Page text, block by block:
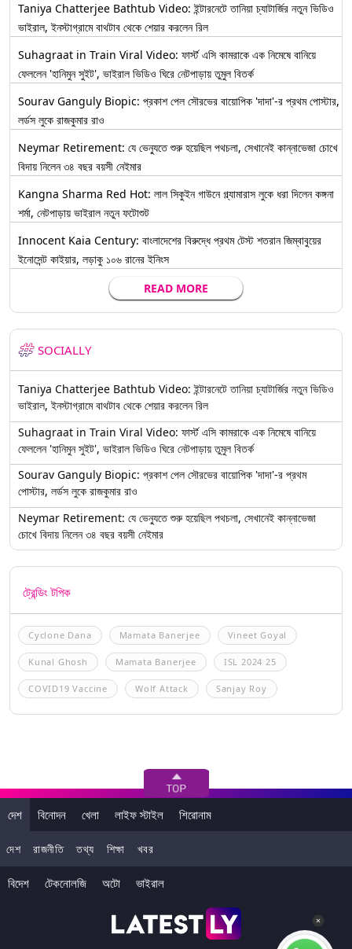
Taniya Chatterjee Bathtub Video: ইন্টারনেটে তানিয়া চ্যাটার্জির নতুন ভিডিও
ভাইরাল, ইনস্টাগ্রামে বাথটাব থেকে শেয়ার করলেন রিল
Suhagraat in Train Viral Video: ফার্স্ট এসি কামরাকে এক নিমেষে বানিয়ে
ফেললেন 'হানিমুন সুইট', ভাইরাল ভিডিও ঘিরে নেটপাড়ায় তুমুল বিতর্ক
Sourav Ganguly Biopic: প্রকাশ পেল সৌরভের বায়োপিক 'দাদা'-র প্রথম পোস্টার,
লর্ডস লুকে রাজকুমার রাও
Neymar Retirement: যে ভেন্যুতে শুরু হয়েছিল পথচলা, সেখানেই কান্নাভেজা চোখে
বিদায় নিলেন ৩৪ বছর বয়সী নেইমার
Kangna Sharma Red Hot: লাল সিকুইন গাউনে গ্ল্যামারাস লুকে ধরা দিলেন কঙ্গনা
শর্মা, নেটপাড়ায় ভাইরাল নতুন ফটোশুট
Innocent Kaia Century: বাংলাদেশের বিরুদ্ধে প্রথম টেস্ট শতরান জিম্বাবুয়ের
ইনোসেন্ট কাইয়ার, লড়াকু ১০৬ রানের ইনিংস
READ MORE
SOCIALLY
Taniya Chatterjee Bathtub Video: ইন্টারনেটে তানিয়া চ্যাটার্জির নতুন ভিডিও
ভাইরাল, ইনস্টাগ্রামে বাথটাব থেকে শেয়ার করলেন রিল
Suhagraat in Train Viral Video: ফার্স্ট এসি কামরাকে এক নিমেষে বানিয়ে
ফেললেন 'হানিমুন সুইট', ভাইরাল ভিডিও ঘিরে নেটপাড়ায় তুমুল বিতর্ক
Sourav Ganguly Biopic: প্রকাশ পেল সৌরভের বায়োপিক 'দাদা'-র প্রথম
পোস্টার, লর্ডস লুকে রাজকুমার রাও
Neymar Retirement: যে ভেন্যুতে শুরু হয়েছিল পথচলা, সেখানেই কান্নাভেজা
চোখে বিদায় নিলেন ৩৪ বছর বয়সী নেইমার
ট্রেন্ডিং টপিক
Cyclone Dana Mamata Banerjee Vineet Goyal
Kunal Ghosh Mamata Banerjee ISL 2024 25
COVID19 Vaccine Wolf Attack Sanjay Roy
দেশ বিনোদন খেলা লাইফ স্টাইল শিরোনাম
দেশ রাজনীতি তথ্য শিক্ষা খবর
বিদেশ টেকনোলজি অটো ভাইরাল